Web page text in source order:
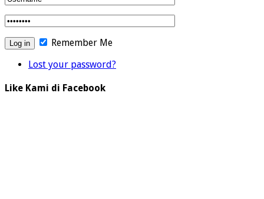
Remember Me
Lost your password?
Like Kami di Facebook